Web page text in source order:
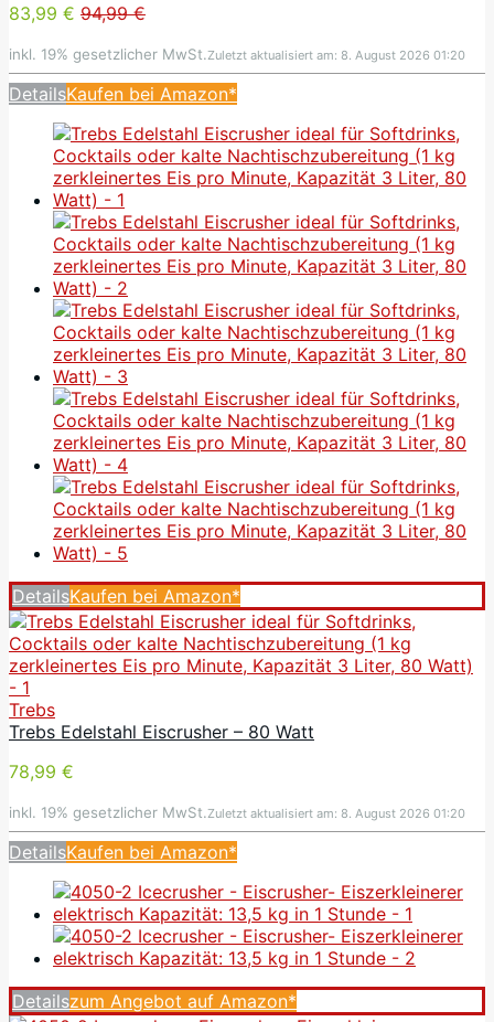
83,99 € 94,99 €
inkl. 19% gesetzlicher MwSt.Zuletzt aktualisiert am: 8. August 2026 01:20
DetailsKaufen bei Amazon*
DetailsKaufen bei Amazon*
Trebs
Trebs Edelstahl Eiscrusher – 80 Watt
78,99 €
inkl. 19% gesetzlicher MwSt.Zuletzt aktualisiert am: 8. August 2026 01:20
DetailsKaufen bei Amazon*
Detailszum Angebot auf Amazon*